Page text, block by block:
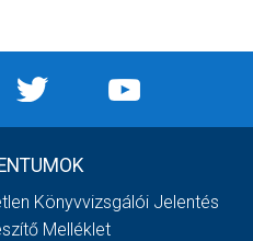
Könyvvizsgálói Jelentés
Melléklet